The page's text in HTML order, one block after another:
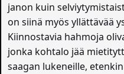
janon kuin
on siinä myös yllättävää
Kiinnostavia hahmoja
jonka kohtalo jää
saagan lukeneille,